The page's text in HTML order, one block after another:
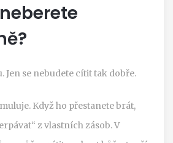
Jen se nebudete cítit tak dobře.
Když ho přestanete brát,
z vlastních zásob. V